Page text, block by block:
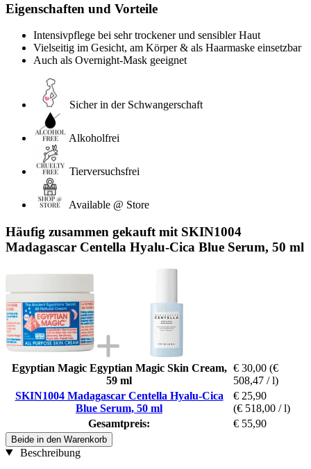
Eigenschaften und Vorteile
Intensivpflege bei sehr trockener und sensibler Haut
Vielseitig im Gesicht, am Körper & als Haarmaske einsetzbar
Auch als Overnight-Mask geeignet
Sicher in der Schwangerschaft
Alkoholfrei
Tierversuchsfrei
Available @ Store
Häufig zusammen gekauft mit SKIN1004
Madagascar Centella Hyalu-Cica Blue Serum, 50 ml
Egyptian Magic Egyptian Magic Skin Cream,
59 ml
€ 30,00 (€
508,47 / l)
SKIN1004 Madagascar Centella Hyalu-Cica
Blue Serum, 50 ml
€ 25,90
(€ 518,00 / l)
Gesamtpreis:
€ 55,90
Beide in den Warenkorb
Beschreibung